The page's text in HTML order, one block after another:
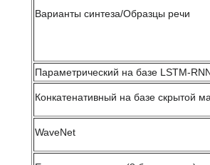
Варианты синтеза/Образцы речи
Параметрический на базе LSTM-
Конкатенативный на базе скрытой
WaveNet